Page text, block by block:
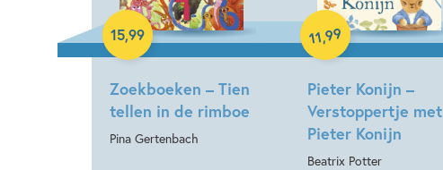
Zoekboeken – Tien
tellen in de rimboe
Pina Gertenbach
15,99
Hardcover
Pieter Konijn –
Verstoppertje met
Pieter Konijn
Beatrix Potter
11,99
Hardcover